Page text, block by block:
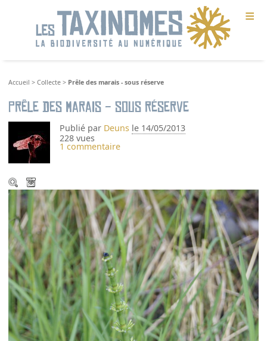
≡
Accueil >Collecte > Prêle des marais - sous réserve
Prêle des marais - sous réserve
Publié par Deuns le 14/05/2013
228 vues
1 commentaire